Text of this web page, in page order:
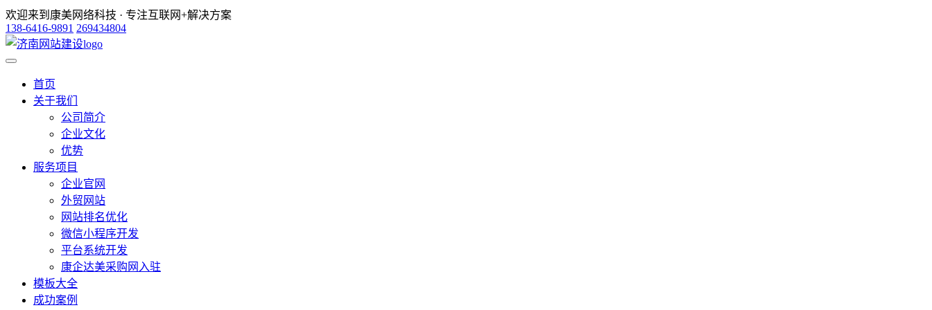
欢迎来到康美网络科技 · 专注互联网+解决方案
138-6416-9891 269434804
首页
关于我们
公司简介
企业文化
优势
服务项目
企业官网
外贸网站
网站排名优化
微信小程序开发
平台系统开发
康企达美采购网入驻
模板大全
成功案例